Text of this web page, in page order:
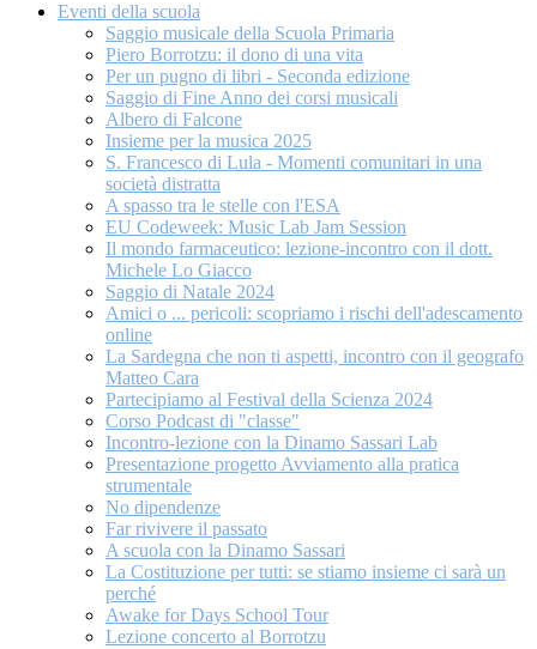
Eventi della scuola
Saggio musicale della Scuola Primaria
Piero Borrotzu: il dono di una vita
Per un pugno di libri - Seconda edizione
Saggio di Fine Anno dei corsi musicali
Albero di Falcone
Insieme per la musica 2025
S. Francesco di Lula - Momenti comunitari in una
società distratta
A spasso tra le stelle con l'ESA
EU Codeweek: Music Lab Jam Session
Il mondo farmaceutico: lezione-incontro con il dott.
Michele Lo Giacco
Saggio di Natale 2024
Amici o ... pericoli: scopriamo i rischi dell'adescamento
online
La Sardegna che non ti aspetti, incontro con il geografo
Matteo Cara
Partecipiamo al Festival della Scienza 2024
Corso Podcast di "classe"
Incontro-lezione con la Dinamo Sassari Lab
Presentazione progetto Avviamento alla pratica
strumentale
No dipendenze
Far rivivere il passato
A scuola con la Dinamo Sassari
La Costituzione per tutti: se stiamo insieme ci sarà un
perché
Awake for Days School Tour
Lezione concerto al Borrotzu